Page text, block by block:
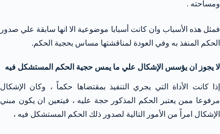
ومساحته .
فمثل هذه الأسباب وان كانت أسبابا موضوعية الا انها سابقة علي صدور
الحكم المنفذ به وفي العودة لمناقشتها مساس بحجية الحكم.
لا يجوز ان يؤسس الإشكال علي ما يمس حجية الحكم المستشكل فيه
إذا كانت الأداة التي يجري التنفيذ بمقتضاها حكماً ، وكان الإشكال
مرفوعا ممن يعتبر الحكم المذكور حجة عليه ، فيتعين ان يكون مبني
الإشكال امراً من الأمور التالية لصدور ذلك الحكم المستشكل فيه ،